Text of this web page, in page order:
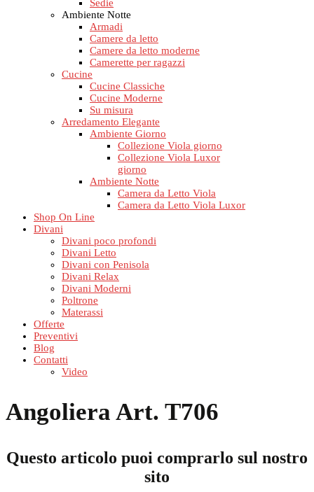
Sedie
Ambiente Notte
Armadi
Camere da letto
Camere da letto moderne
Camerette per ragazzi
Cucine
Cucine Classiche
Cucine Moderne
Su misura
Arredamento Elegante
Ambiente Giorno
Collezione Viola giorno
Collezione Viola Luxor
giorno
Ambiente Notte
Camera da Letto Viola
Camera da Letto Viola Luxor
Shop On Line
Divani
Divani poco profondi
Divani Letto
Divani con Penisola
Divani Relax
Divani Moderni
Poltrone
Materassi
Offerte
Preventivi
Blog
Contatti
Video
Angoliera Art. T706
Questo articolo puoi comprarlo sul nostro
sito